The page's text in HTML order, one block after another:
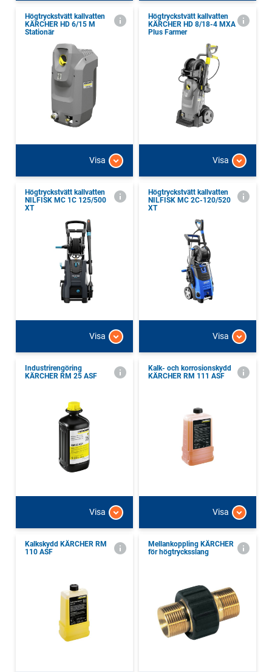
Högtryckstvätt kallvatten
KÄRCHER HD 6/15 M
Stationär
Visa
Högtryckstvätt kallvatten
KÄRCHER HD 8/18-4 MXA
Plus Farmer
Visa
Högtryckstvätt kallvatten
NILFISK MC 1C 125/500
XT
Visa
Högtryckstvätt kallvatten
NILFISK MC 2C-120/520
XT
Visa
Industrirengöring
KÄRCHER RM 25 ASF
Visa
Kalk- och korrosionskydd
KÄRCHER RM 111 ASF
Visa
Kalkskydd KÄRCHER RM
110 ASF
Mellankoppling KÄRCHER
för högtrycksslang